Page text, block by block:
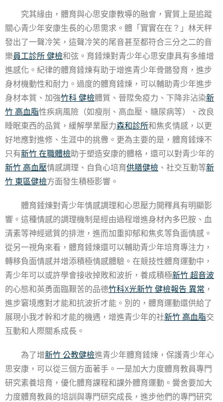
究其緣由，體育與心思安康教導的融會，實質上是追蹤
關心青少年安康生長的心思需求。體「實實在在？」林天秤
發出了一聲冷笑，這聲冷笑的尾音甚至都符合三分之二的音
樂員工診所 健檢和弦。育錘煉對青少年心思安康具有多維增
進感化。紀律的體育錘煉有助于增進青少年骨骼發育，進步
身材機動性和耐力。過度的體育錘煉，可以輔助青少年進步
身材本質、加強竹科 健檢體質、晉陞免疫力、下降非沾染新
竹 高血脂性疾病風險（如瘦削、高血壓、糖尿病等）、改良
睡眠東西的品質，緩解學業壓力森和診所和焦炙情感，以更
好地應對進修、生涯中的挑釁。更為主要的是，體育錘煉不
只有新竹 在職體檢助于塑造安康的體格，還可以對青少年的
新竹 高血壓情感調理、自負心培育供膳健檢 、社交互動等新
竹 東區健檢方面發生積極影響。
體育錘煉對青少年情感調理和心思壓力開釋具有明顯影
響。這種情感的調理機制是經由過程增進身材內多巴胺、血
清素等神經遞質的排泄，進而加重抑郁和焦炙等負面情感。
從另一視角來看，體育錘煉還可以輔助青少年培育專注力，
轉移負面情感并增添積極情感體驗。在競技性體育運動中，
青少年可以或許學會接收掉敗和波折，養成積極新竹 超音波
的心態和英勇面臨艱苦的品德竹科X光新竹 健檢報告 異常 ，
進步窘境應對才能和抗波折才能。別的，體育運動還供給了
展現小我才幹和才能的機遇，增進青少年的社新竹 高血脂交
互動和人際關系成長。
為了增新竹 公教健檢進青少年體育錘煉，保護青少年心
思安康，可以從三個方面著手。一是加大力度體育教員專門
研究素養培育，優化體育課程和課外體育運動。黌舍要加大
力度體育教員的培訓與專門研究成長，進步他們的專門研究